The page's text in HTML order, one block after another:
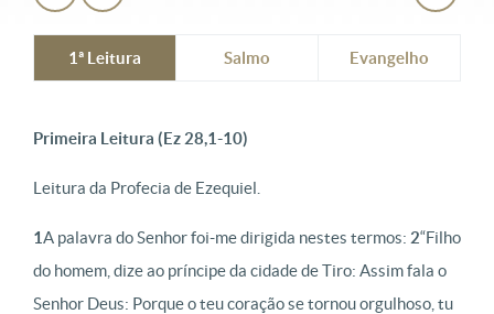
1ª Leitura Salmo Evangelho
Primeira Leitura (Ez 28,1-10)
Leitura da Profecia de Ezequiel.
1A palavra do Senhor foi-me dirigida nestes termos: 2“Filho
do homem, dize ao príncipe da cidade de Tiro: Assim fala o
Senhor Deus: Porque o teu coração se tornou orgulhoso, tu